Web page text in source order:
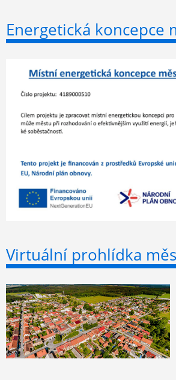
Energetická koncepce
Virtuální prohlídka